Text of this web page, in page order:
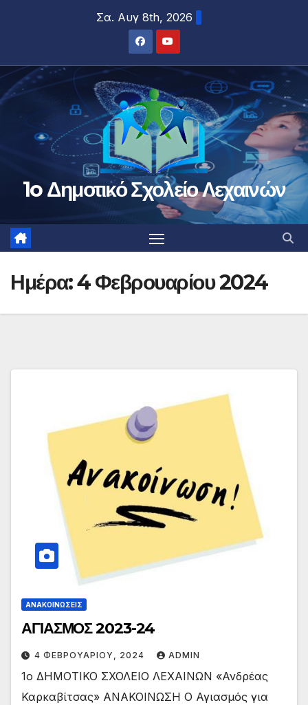
Σα. Αυγ 8th, 2026
1o Δημοτικό Σχολείο Λεχαινών
Ημέρα:4 Φεβρουαρίου 2024
ΑΝΑΚΟΙΝΏΣΕΙΣ
ΑΓΙΑΣΜΟΣ 2023-24
4 ΦΕΒΡΟΥΑΡΊΟΥ, 2024 ADMIN
1o ΔΗΜΟΤΙΚΟ ΣΧΟΛΕΙΟ ΛΕΧΑΙΝΩΝ «Ανδρέας
Καρκαβίτσας» ΑΝΑΚΟΙΝΩΣΗ Ο Αγιασμός για